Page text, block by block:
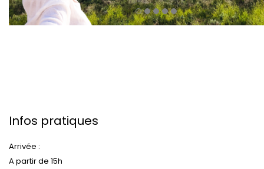
Infos pratiques
Arrivée :
A partir de 15h